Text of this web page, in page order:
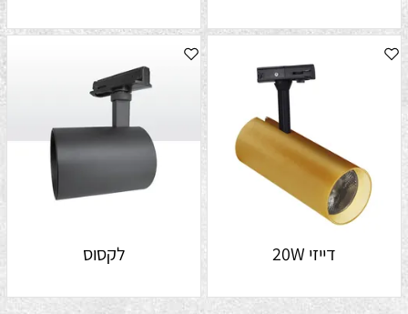
דייזי 20W לקסוס